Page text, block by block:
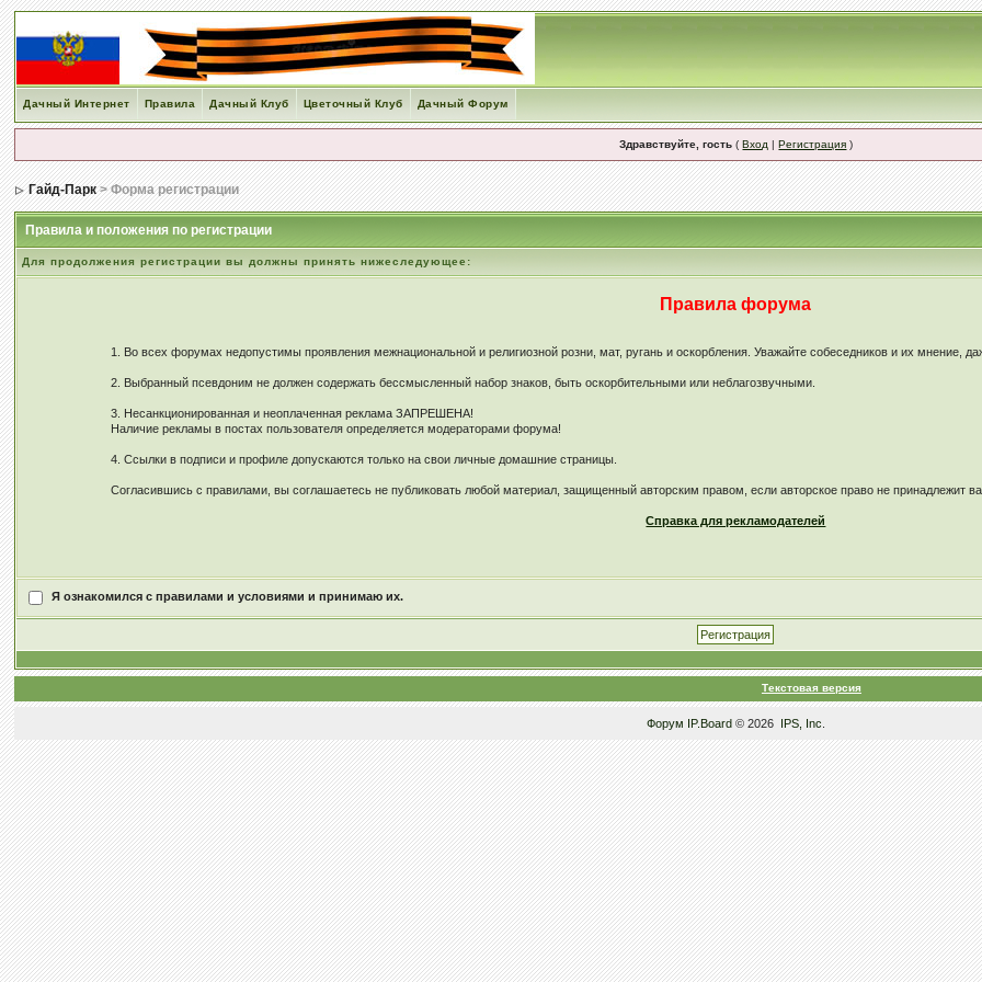
Дачный Интернет Правила Дачный Клуб Цветочный Клуб Дачный Форум
Здравствуйте, гость (Вход |Регистрация )
Гайд-Парк> Форма регистрации
Правила и положения по регистрации
Для продолжения регистрации вы должны принять нижеследующее:
Правила форума
1. Во всех форумах недопустимы проявления межнациональной и религиозной розни, мат, ругань и оскорбления. Уважайте собеседников и их мнение,
2. Выбранный псевдоним не должен содержать бессмысленный набор знаков, быть оскорбительными или неблагозвучными.
3. Несанкционированная и неоплаченная реклама ЗАПРЕШЕНА!
Наличие рекламы в постах пользователя определяется модераторами форума!
4. Ссылки в подписи и профиле допускаются только на свои личные домашние страницы.
Согласившись с правилами, вы соглашаетесь не публиковать любой материал, защищенный авторским правом, если авторское право не принадлежит
Справка для рекламодателей
Я ознакомился с правилами и условиями и принимаю их.
Текстовая версия
Форум IP.Board © 2026 IPS, Inc